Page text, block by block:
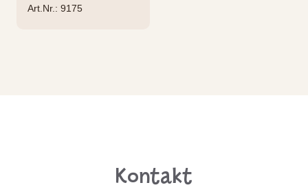
Art.Nr.: 9175
Kontakt